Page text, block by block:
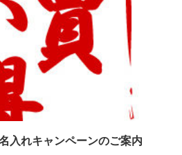
入れキャンペーンのご案内